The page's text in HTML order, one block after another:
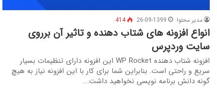
مدیر محتوا 26-09-1399
414
انواع افزونه های شتاب دهنده و تاثیر آن برروی
سایت وردپرس
افزونه شتاب دهنده WP Rocket این افزونه دارای تنظیمات بسیار
سریع و راحتی است. بنابراین شما برای کار با این افزونه نیاز به هیچ
گونه دانش برنامه نویسی نخواهید داشت.…